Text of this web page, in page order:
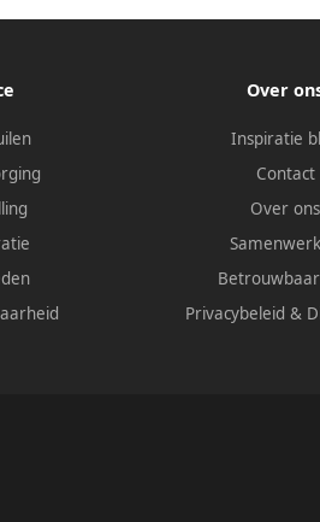
Over
Inspiratie
Contact
Over ons
Privacybeleid &